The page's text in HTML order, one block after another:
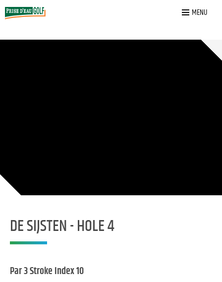
MENU
Home
DE SIJSTEN - HOLE 4
Par 3 Stroke Index 10